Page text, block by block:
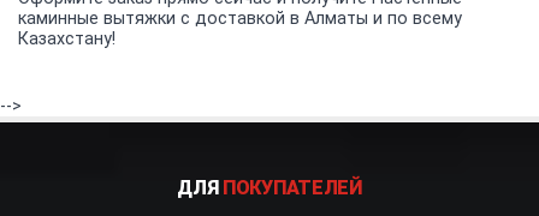
каминные вытяжки с доставкой в Алматы и по всему
Казахстану!
-->
ДЛЯ ПОКУПАТЕЛЕЙ